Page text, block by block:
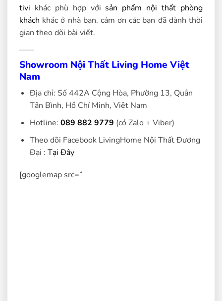
tivi khác phù hợp với sản phẩm nội thất phòng
khách khác ở nhà bạn. cảm ơn các bạn đã dành thời
gian theo dõi bài viết.
Showroom Nội Thất Living Home Việt
Nam
Địa chỉ: Số 442A Cộng Hòa, Phường 13, Quân
Tân Bình, Hồ Chí Minh, Việt Nam
Hotline: 089 882 9779 (có Zalo + Viber)
Theo dõi Facebook LivingHome Nội Thất Đương
Đại : Tại Đây
[googlemap src=”